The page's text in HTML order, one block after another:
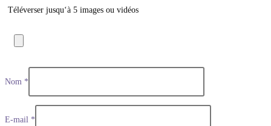
Téléverser jusqu‘à 5 images ou vidéos
Nom *
E-mail *